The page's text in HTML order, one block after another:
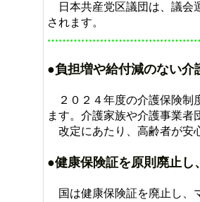
日本共産党区議団は、議会
されます。
●負担増や給付減のない介
２０２４年度の介護保険制
ます。介護家族や介護事業
改定にあたり、高齢者が安
●健康保険証を原則廃止
国は健康保険証を廃止し、